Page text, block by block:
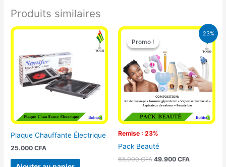
Produits similaires
Plaque Chauffante Électrique
25.000CFA
23%
Promo !
Remise : 23%
Promo !
Pack Beauté
65.000CFA
Le
prix
initial
était :
65.000 CFA.
49.900 CFA
Le
prix
actuel
est :
49.900